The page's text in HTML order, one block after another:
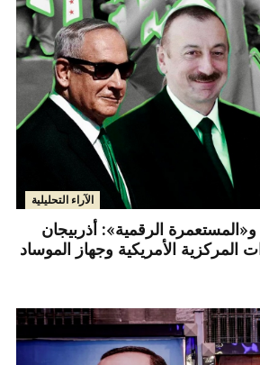
الآراء التحليلية
الرقمية»: أذربيجان
المركزية الأمريكية وجهاز الموساد